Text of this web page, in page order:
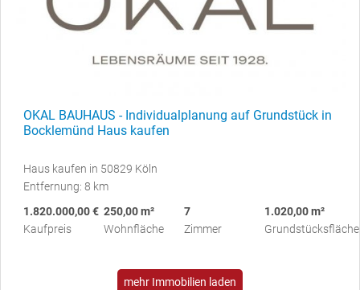
OKAL BAUHAUS - Individualplanung auf Grundstück in
Bocklemünd Haus kaufen
Haus kaufen in 50829 Köln
Entfernung: 8 km
1.820.000,00 €
Kaufpreis
250,00 m²
Wohnfläche
7
Zimmer
1.020,00 m²
Grundstücksfläche
mehr Immobilien laden